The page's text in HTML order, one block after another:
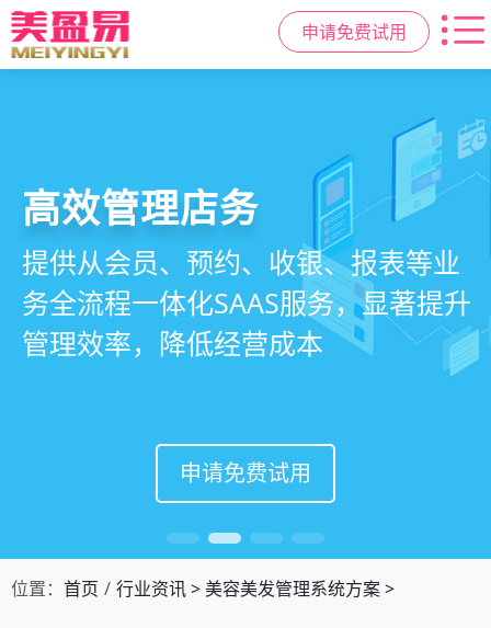
申请免费试用
美容美发管理系统
店务+拓客+020一体化，一站式解决
美发门店经营管理需求
申请免费试用
高效管理店务
提供从会员、预约、收银、报表等业
务全流程一体化SAAS服务，显著提升
管理效率，降低经营成本
申请免费试用
社交裂变拓客
基于拼团、砍价、分销、异业合作等
网红社交营销玩法，海量爆款方案一
键套用，快速引爆门店客流
申请免费试用
小程序商城
小程序链接商家、手艺人、客户，打
通线上线下，让口碑传播有抓手，赋
能社交裂变，盘活私域流量
申请免费试用
位置： 首页 行业资讯>美容美发管理系统方案>